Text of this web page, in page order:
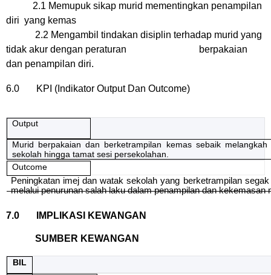
2.1 Memupuk sikap murid mementingkan penampilan
diri yang kemas
2.2 Mengambil tindakan disiplin terhadap murid yang
tidak akur dengan peraturan
berpakaian
dan penampilan diri.
6.0 KPI (Indikator Output Dan Outcome)
Output
Murid berpakaian dan berketrampilan kemas sebaik
sekolah hingga tamat sesi persekolahan.
Outcome
Peningkatan imej dan watak sekolah yang berketrampilan
melalui penurunan salah laku dalam penampilan dan kekemasan
7.0 IMPLIKASI KEWANGAN
SUMBER KEWANGAN
BIL